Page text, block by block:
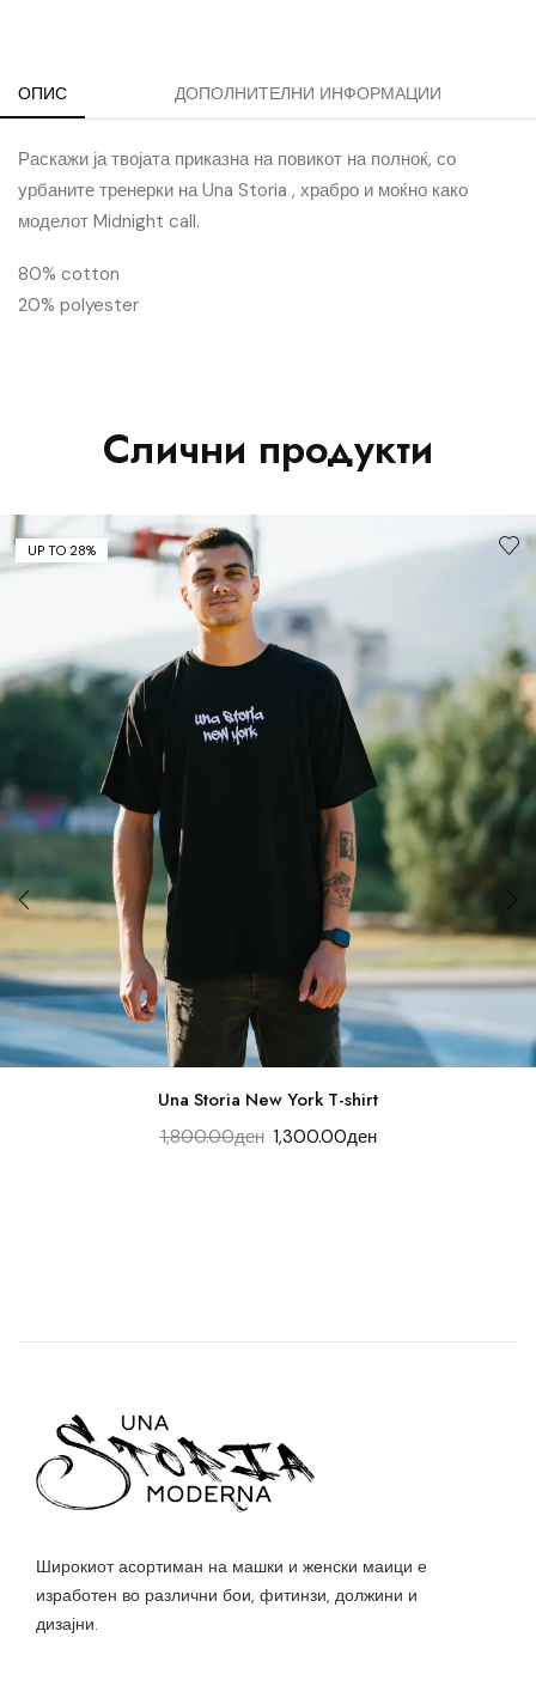
ОПИС ДОПОЛНИТЕЛНИ ИНФОРМАЦИИ
Раскажи ја твојата приказна на повикот на полноќ, со
урбаните тренерки на Una Storia , храбро и моќно како
моделот Midnight call.
80% cotton
20% polyester
Слични продукти
UP TO 28%
Una Storia New York T-shirt
1,800.00ден 1,300.00ден
Широкиот асортиман на машки и женски маици е
изработен во различни бои, фитинзи, должини и
дизајни.